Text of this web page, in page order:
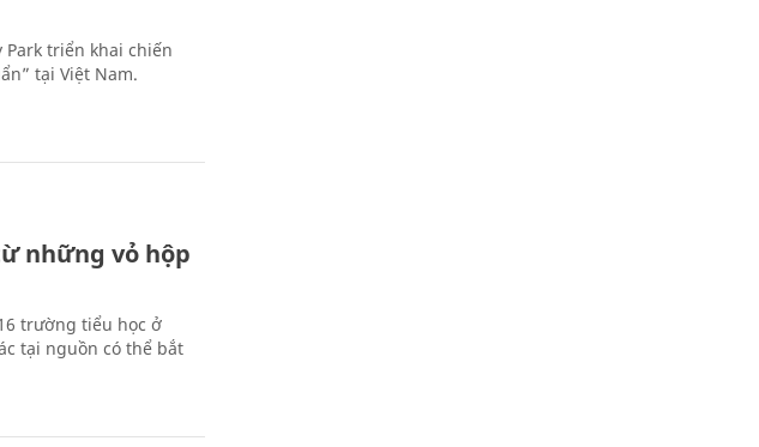
triển khai chiến
tại Việt Nam.
những vỏ hộp
trường tiểu học ở
tại nguồn có thể bắt